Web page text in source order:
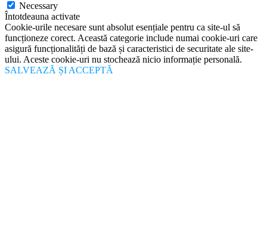
Necessary
Întotdeauna activate
Cookie-urile necesare sunt absolut esențiale pentru ca site-ul să
funcționeze corect. Această categorie include numai cookie-uri care
asigură funcționalități de bază și caracteristici de securitate ale site-
ului. Aceste cookie-uri nu stochează nicio informație personală.
SALVEAZĂ ȘI ACCEPTĂ